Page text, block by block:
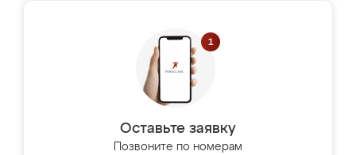
Оставьте заявку
Позвоните по номерам